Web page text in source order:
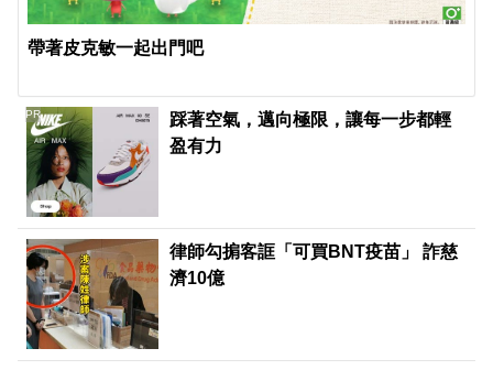
帶著皮克敏一起出門吧
踩著空氣，邁向極限，讓每一步都輕
盈有力
PR
律師勾掮客誆「可買BNT疫苗」 詐慈
濟10億